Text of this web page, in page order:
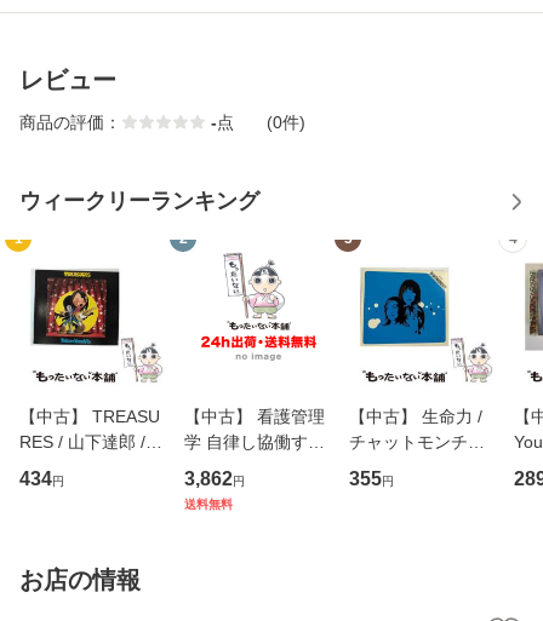
レビュー
商品の評価： -点 (0件)
ウィークリーランキング
1
【中古】 TREASU
RES / 山下達郎 /
イーストウエス
ト・ジャパン [CD]
434円
2
【中古】 看護管理
学 自律し協働する
専門職の看護マネ
ジメントスキル 改
3,862円
送料無料
3
【中古】 生命力 /
チャットモンチー /
キューンレコード
[CD]【メール便送
355円
4
【
のが
お店の情報